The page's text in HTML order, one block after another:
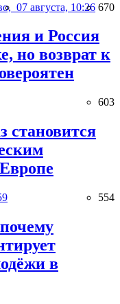
07 августа, 10:26 670
и Россия
но возврат к
603
становится
554
в